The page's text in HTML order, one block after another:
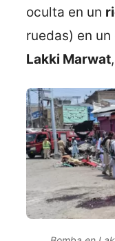
oculta en un
ruedas) en
Lakki Marwat